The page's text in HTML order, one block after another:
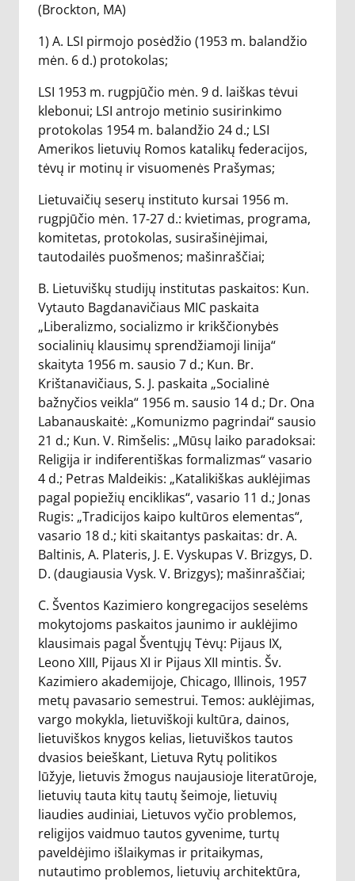
(Brockton, MA)
1) A. LSI pirmojo posėdžio (1953 m. balandžio
mėn. 6 d.) protokolas;
LSI 1953 m. rugpjūčio mėn. 9 d. laiškas tėvui
klebonui; LSI antrojo metinio susirinkimo
protokolas 1954 m. balandžio 24 d.; LSI
Amerikos lietuvių Romos katalikų federacijos,
tėvų ir motinų ir visuomenės Prašymas;
Lietuvaičių seserų instituto kursai 1956 m.
rugpjūčio mėn. 17-27 d.: kvietimas, programa,
komitetas, protokolas, susirašinėjimai,
tautodailės puošmenos; mašinraščiai;
B. Lietuviškų studijų institutas paskaitos: Kun.
Vytauto Bagdanavičiaus MIC paskaita
„Liberalizmo, socializmo ir krikščionybės
socialinių klausimų sprendžiamoji linija“
skaityta 1956 m. sausio 7 d.; Kun. Br.
Krištanavičiaus, S. J. paskaita „Socialinė
bažnyčios veikla“ 1956 m. sausio 14 d.; Dr. Ona
Labanauskaitė: „Komunizmo pagrindai“ sausio
21 d.; Kun. V. Rimšelis: „Mūsų laiko paradoksai:
Religija ir indiferentiškas formalizmas“ vasario
4 d.; Petras Maldeikis: „Katalikiškas auklėjimas
pagal popiežių enciklikas“, vasario 11 d.; Jonas
Rugis: „Tradicijos kaipo kultūros elementas“,
vasario 18 d.; kiti skaitantys paskaitas: dr. A.
Baltinis, A. Plateris, J. E. Vyskupas V. Brizgys, D.
D. (daugiausia Vysk. V. Brizgys); mašinraščiai;
C. Šventos Kazimiero kongregacijos seselėms
mokytojoms paskaitos jaunimo ir auklėjimo
klausimais pagal Šventųjų Tėvų: Pijaus IX,
Leono XIII, Pijaus XI ir Pijaus XII mintis. Šv.
Kazimiero akademijoje, Chicago, Illinois, 1957
metų pavasario semestrui. Temos: auklėjimas,
vargo mokykla, lietuviškoji kultūra, dainos,
lietuviškos knygos kelias, lietuviškos tautos
dvasios beieškant, Lietuva Rytų politikos
lūžyje, lietuvis žmogus naujausioje literatūroje,
lietuvių tauta kitų tautų šeimoje, lietuvių
liaudies audiniai, Lietuvos vyčio problemos,
religijos vaidmuo tautos gyvenime, turtų
paveldėjimo išlaikymas ir pritaikymas,
nutautimo problemos, lietuvių architektūra,